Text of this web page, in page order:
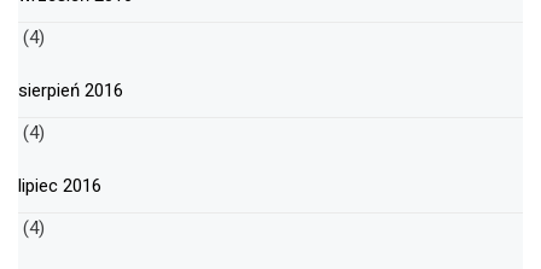
(4)
sierpień 2016
(4)
lipiec 2016
(4)